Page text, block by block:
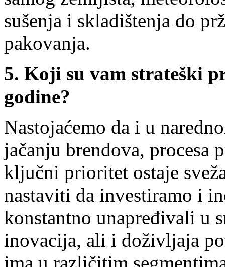
sušenja i skladištenja do
pakovanja.
5. Koji su vam strateški
godine?
Nastojaćemo da i u
jačanju brendova, procesa
ključni prioritet ostaje
nastaviti da investiramo i
konstantno unapređivali u
inovacija, ali i doživljaja